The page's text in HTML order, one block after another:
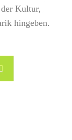
Kultur,
hingeben.